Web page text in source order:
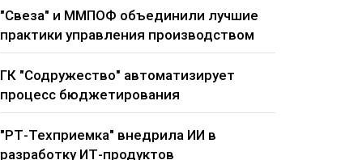
"Свеза" и ММПОФ объединили лучшие
практики управления производством
ГК "Содружество" автоматизирует
процесс бюджетирования
"РТ-Техприемка" внедрила ИИ в
разработку ИТ-продуктов